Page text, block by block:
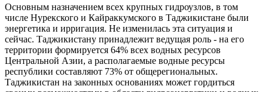
Основным назначением всех крупных гидроузлов, в том
числе Нурекского и Кайраккумского в Таджикистане были
энергетика и ирригация. Не изменилась эта ситуация и
сейчас. Таджикистану принадлежит ведущая роль - на его
территории формируется 64% всех водных ресурсов
Центральной Азии, а располагаемые водные ресурсы
республики составляют 73% от общерегиональных.
Таджикистан на законных основаниях может гордиться